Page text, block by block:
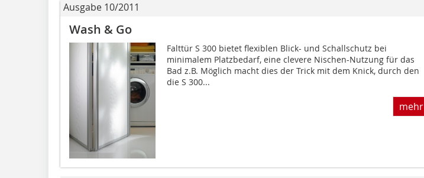
Ausgabe 10/2011
Wash & Go
Falttür S 300 bietet flexiblen Blick- und Schallschutz bei
minimalem Platzbedarf, eine clevere Nischen-Nutzung für das
Bad z.B. Möglich macht dies der Trick mit dem Knick, durch den
die S 300...
mehr